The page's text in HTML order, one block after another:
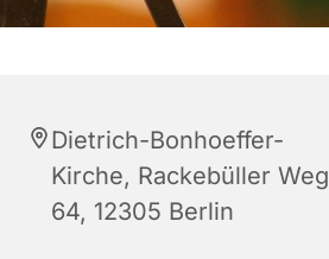
Dietrich-Bonhoeffer-
Kirche, Rackebüller Weg
64, 12305 Berlin